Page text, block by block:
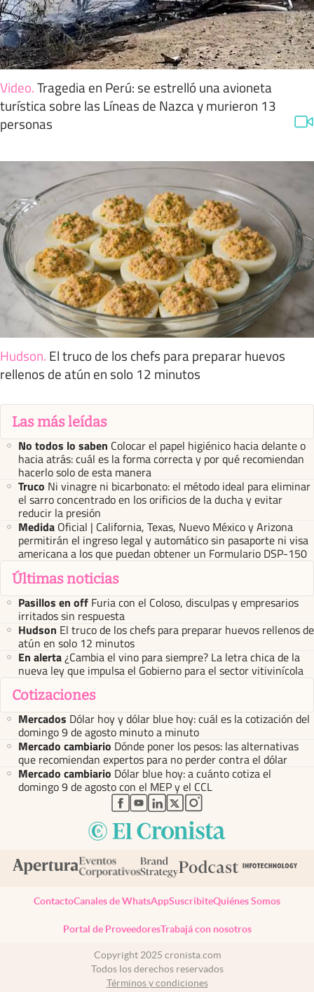
Video.Tragedia en Perú: se estrelló una avioneta
turística sobre las Líneas de Nazca y murieron 13
personas
Hudson. El truco de los chefs para preparar huevos
rellenos de atún en solo 12 minutos
Las más leídas
No todos lo saben Colocar el papel higiénico hacia delante o
hacia atrás: cuál es la forma correcta y por qué recomiendan
hacerlo solo de esta manera
Truco Ni vinagre ni bicarbonato: el método ideal para eliminar
el sarro concentrado en los orificios de la ducha y evitar
reducir la presión
Medida Oficial | California, Texas, Nuevo México y Arizona
permitirán el ingreso legal y automático sin pasaporte ni visa
americana a los que puedan obtener un Formulario DSP-150
Últimas noticias
Pasillos en off Furia con el Coloso, disculpas y empresarios
irritados sin respuesta
Hudson El truco de los chefs para preparar huevos rellenos de
atún en solo 12 minutos
En alerta¿Cambia el vino para siempre? La letra chica de la
nueva ley que impulsa el Gobierno para el sector vitivinícola
Cotizaciones
Mercados Dólar hoy y dólar blue hoy: cuál es la cotización del
domingo 9 de agosto minuto a minuto
Mercado cambiario Dónde poner los pesos: las alternativas
que recomiendan expertos para no perder contra el dólar
Mercado cambiario Dólar blue hoy: a cuánto cotiza el
domingo 9 de agosto con el MEP y el CCL
abre en nueva pestaña
abre en nueva pestaña
abre en nueva pestaña
abre en nueva pestaña
abre en nueva pestaña
ContactoCanales de WhatsAppSuscribiteQuiénes Somos
Portal de ProveedoresTrabajá con nosotros
Copyright 2025 cronista.com
Todos los derechos reservados
Términos y condiciones